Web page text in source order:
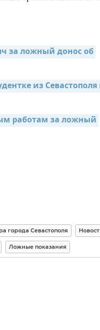
за ложный донос об
из Севастополя
работам за ложный
города Севастополя
Ложные показания